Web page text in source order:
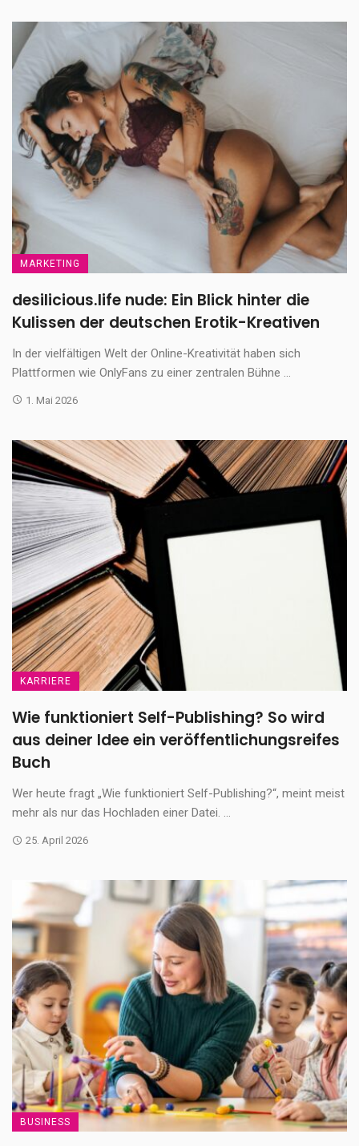
MARKETING
desilicious.life nude: Ein Blick hinter die
Kulissen der deutschen Erotik-Kreativen
In der vielfältigen Welt der Online-Kreativität haben sich
Plattformen wie OnlyFans zu einer zentralen Bühne ...
1. Mai 2026
KARRIERE
Wie funktioniert Self-Publishing? So wird
aus deiner Idee ein veröffentlichungsreifes
Buch
Wer heute fragt „Wie funktioniert Self-Publishing?“, meint meist
mehr als nur das Hochladen einer Datei. ...
25. April 2026
BUSINESS